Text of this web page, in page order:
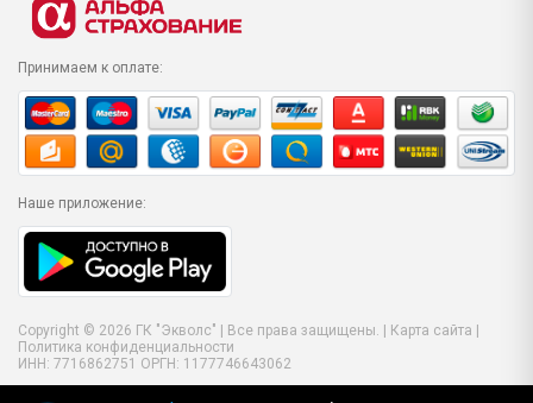
Принимаем к оплате:
Наше приложение:
Copyright © 2026 ГК "Экволс" | Все права защищены. | Карта сайта
Политика конфиденциальности
ИНН: 7716862751 ОРГН: 1177746643062